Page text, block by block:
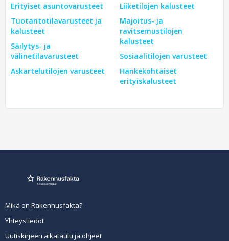
Erityiset asuntovarusteet
Tuotantotilavarusteet ja
kalusteet
Säilytys- ja
välinetilavarusteet
Askartelutilojen varusteet
Liiketilojen kalusteet
Majoitus- ja
ravitsemustilojen
kalusteet
Sosiaalitilojen varusteet
Hankekohtaiset
erityiskalusteet
Mikä on Rakennusfakta?
Yhteystiedot
Uutiskirjeen aikataulu ja ohjeet